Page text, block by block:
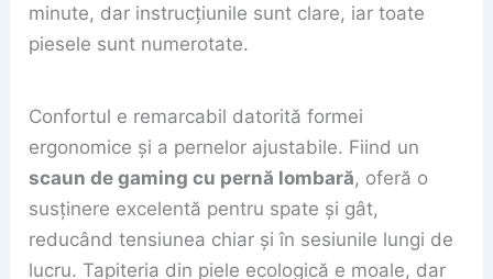
minute, dar instrucțiunile sunt clare, iar toate
piesele sunt numerotate.
Confortul e remarcabil datorită formei
ergonomice și a pernelor ajustabile. Fiind un
scaun de gaming cu pernă lombară, oferă o
susținere excelentă pentru spate și gât,
reducând tensiunea chiar și în sesiunile lungi de
lucru. Tapiteria din piele ecologică e moale, dar